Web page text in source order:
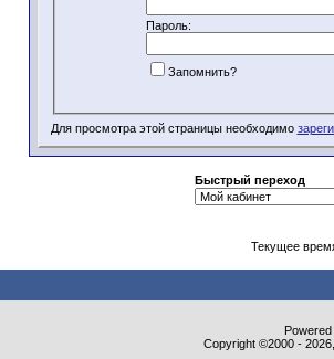
Пароль:
Запомнить?
Для просмотра этой страницы необходимо
Быстрый переход
Текущее
Copyright ©2000 -